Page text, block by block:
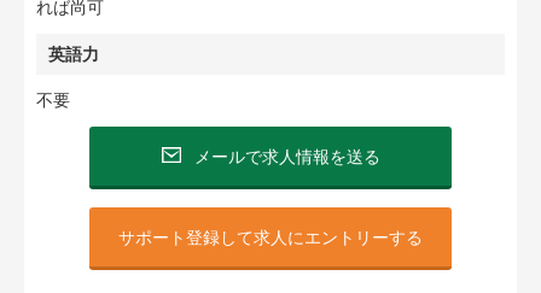
れば尚可
英語力
不要
メールで求人情報を送る
サポート登録して求人にエントリーする